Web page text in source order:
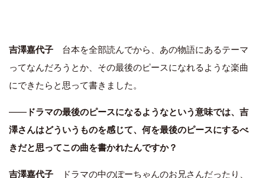
吉澤嘉代子 台本を全部読んでから、あの物語にあるテーマ
ってなんだろうとか、その最後のピースになれるような楽曲
にできたらと思って書きました。
―― ドラマの最後のピースになるようなという意味では、吉
澤さんはどういうものを感じて、何を最後のピースにするべ
きだと思ってこの曲を書かれたんですか？
吉澤嘉代子 ドラマの中のぽーちゃんのお兄さんだったり、